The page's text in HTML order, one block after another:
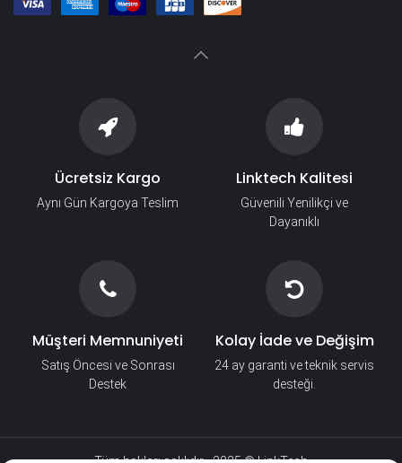
Ücretsiz Kargo
Aynı Gün Kargoya Teslim
Linktech Kalitesi
Güvenili Yenilikçi ve
Dayanıklı
Müşteri Memnuniyeti
Satış Öncesi ve Sonrası
Destek
Kolay İade ve Değişim
24 ay garanti ve teknik servis
desteği.